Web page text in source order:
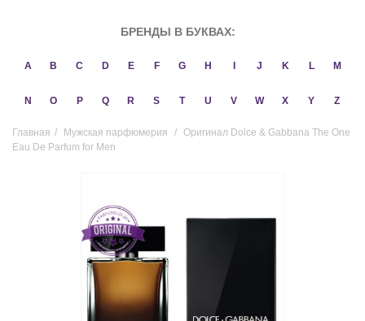
БРЕНДЫ В БУКВАХ:
A B C D E F G H J K L M
N O P Q R S T U V W X Y Z
Главная / Мужская парфюмерия / Оригинал Dolce & Gabbana The One
Eau De Parfum for Men